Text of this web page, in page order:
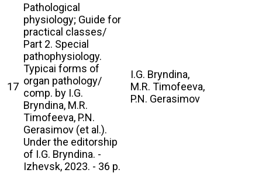
17
Pathological
physiology; Guide for
practical classes/
Part 2. Special
pathophysiology.
Typicai forms of
organ pathology/
comp. by I.G.
Bryndina, M.R.
Timofeeva, P.N.
Gerasimov (et al.).
Under the editorship
of I.G. Bryndina. -
Izhevsk, 2023. - 36 p.
I.G. Bryndina,
M.R. Timofeeva,
P.N. Gerasimov